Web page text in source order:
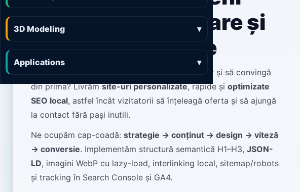
3D Modeling ▾
Applications ▾
site-uri rapide, clare și
gata de conversie
să fie găsit ușor și să convingă
din prima? Livrămsite-uri personalizate, rapide și optimizate
SEO local, astfel încât vizitatorii să înțeleagă oferta și să ajungă
la contact fără pași inutili.
Ne ocupăm cap-coadă: strategie → conținut → design → viteză
→ conversie. Implementăm structură semantică H1–H3, JSON-
LD, imagini WebP cu lazy-load, interlinking local, sitemap/robots
și tracking în Search Console și GA4.